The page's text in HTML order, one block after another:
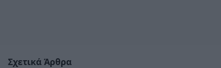
Σχετικά Άρθρα